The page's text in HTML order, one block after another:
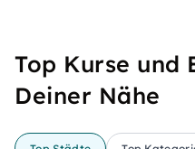
Top Kurse und
Deiner Nähe